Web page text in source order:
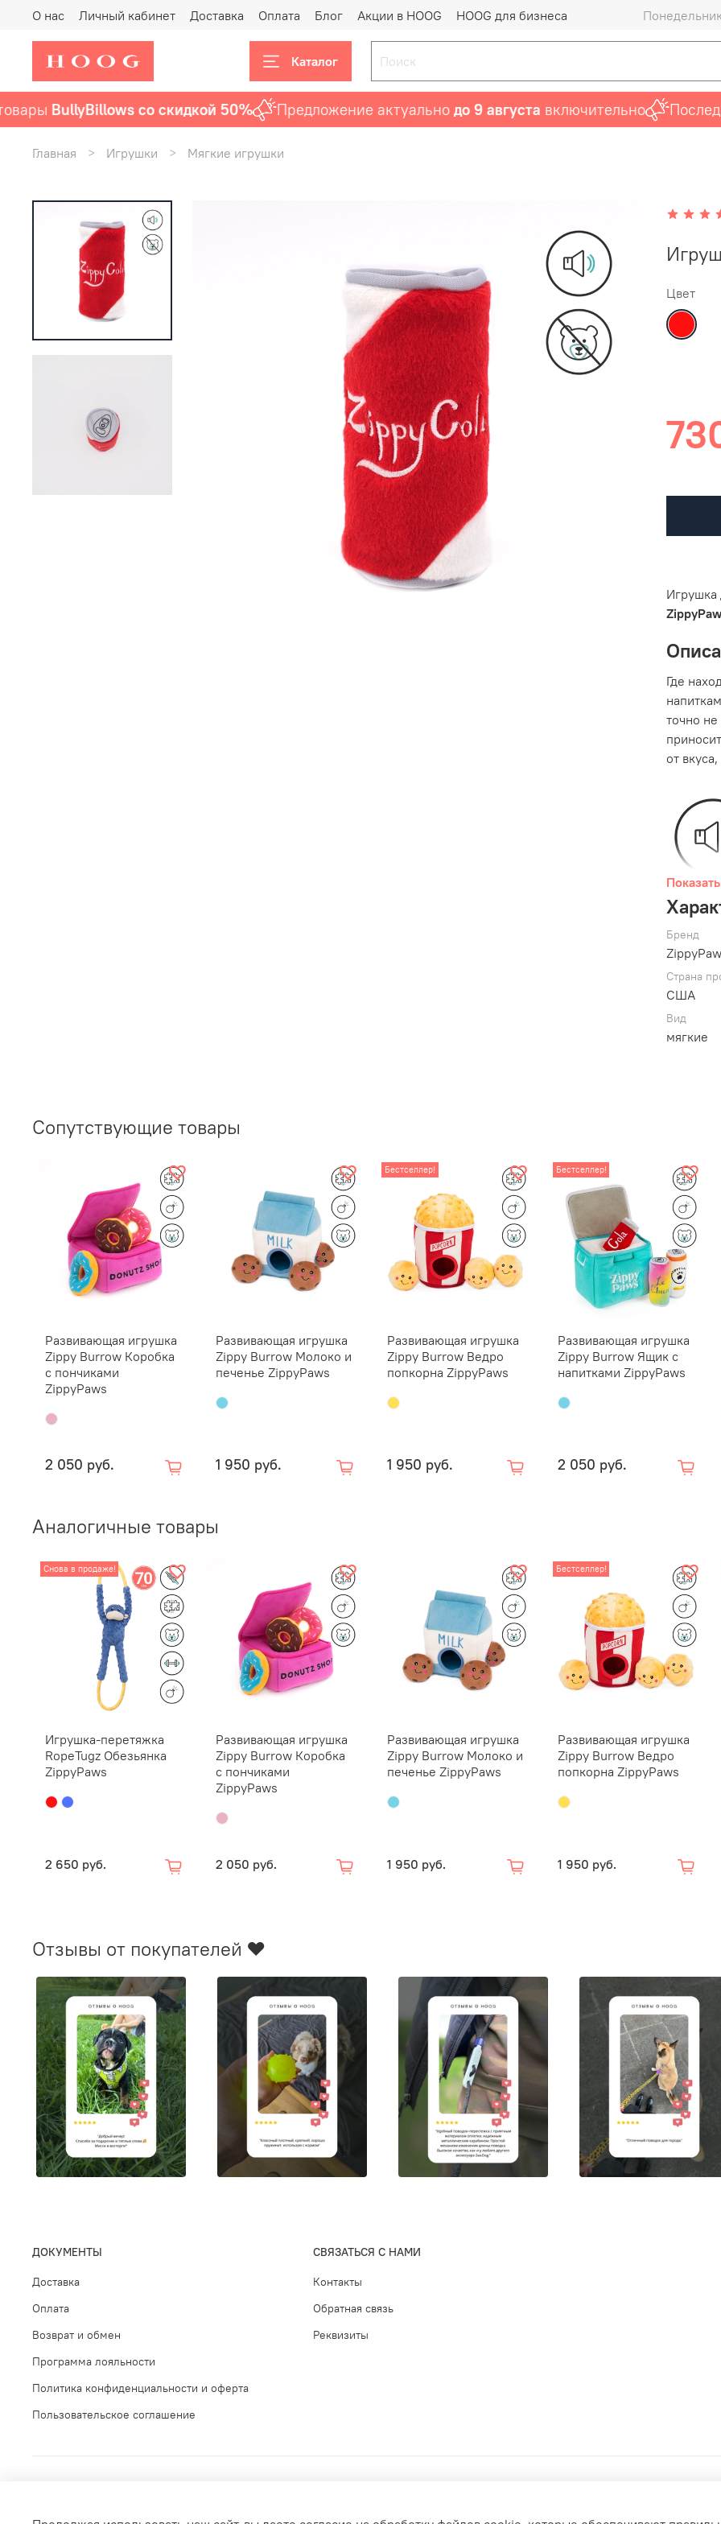
О нас Личный кабинет Доставка Оплата Блог Акции в HOOG HOOG для бизнеса
Каталог
BullyBillows со скидкой 50% Предложение актуальнодо 9 августавключительно
Главная Игрушки Мягкие игрушки
Цвет
Игрушка
Где
точно
от
за
питомца
Бренд
Страна
США
Вид
мягкие
Сопутствующие товары
Развивающая игрушка
Zippy Burrow Коробка
с пончиками
ZippyPaws
2 050 руб.
Развивающая игрушка
Zippy Burrow Молоко и
печенье ZippyPaws
1 950 руб.
Бестселлер!
Развивающая игрушка
Zippy Burrow Ведро
попкорна ZippyPaws
1 950 руб.
Бестселлер!
Развивающая игрушка
Zippy Burrow Ящик с
напитками ZippyPaws
2 050 руб.
Аналогичные товары
Снова в продаже!
Игрушка-перетяжка
RopeTugz Обезьянка
ZippyPaws
2 650 руб.
Развивающая игрушка
Zippy Burrow Коробка
с пончиками
ZippyPaws
2 050 руб.
Развивающая игрушка
Zippy Burrow Молоко и
печенье ZippyPaws
1 950 руб.
Бестселлер!
Развивающая игрушка
Zippy Burrow Ведро
попкорна ZippyPaws
1 950 руб.
Отзывы от покупателей ❤️
ДОКУМЕНТЫ
Доставка
Оплата
Возврат и обмен
Программа лояльности
Политика конфиденциальности и оферта
Пользовательское соглашение
СВЯЗАТЬСЯ С НАМИ
Контакты
Обратная связь
Реквизиты